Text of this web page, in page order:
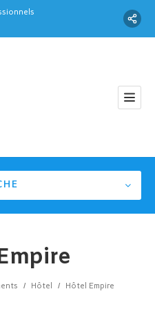
/ Hôtel / Hôtel Empire